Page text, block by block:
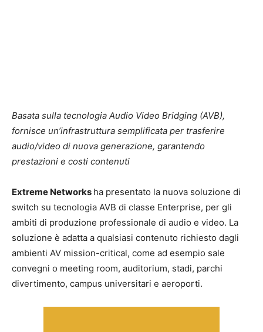
Basata sulla tecnologia Audio Video Bridging (AVB),
fornisce un’infrastruttura semplificata per trasferire
audio/video di nuova generazione, garantendo
prestazioni e costi contenuti
Extreme Networks ha presentato la nuova soluzione di
switch su tecnologia AVB di classe Enterprise, per gli
ambiti di produzione professionale di audio e video. La
soluzione è adatta a qualsiasi contenuto richiesto dagli
ambienti AV mission-critical, come ad esempio sale
convegni o meeting room, auditorium, stadi, parchi
divertimento, campus universitari e aeroporti.